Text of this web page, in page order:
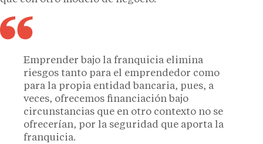
Emprender bajo la franquicia elimina
riesgos tanto para el emprendedor como
para la propia entidad bancaria, pues, a
veces, ofrecemos financiación bajo
circunstancias que en otro contexto no se
ofrecerían, por la seguridad que aporta la
franquicia.